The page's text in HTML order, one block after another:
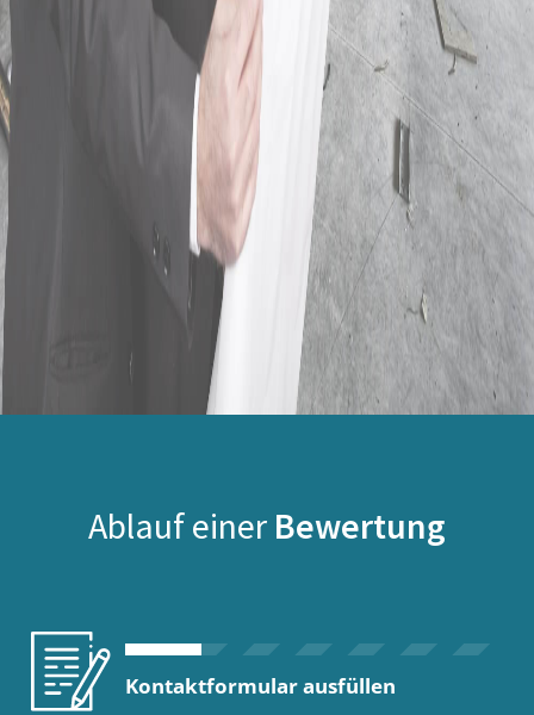
Ablauf einer Bewertung
Kontaktformular ausfüllen